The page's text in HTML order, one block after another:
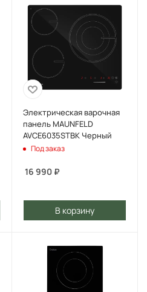
Электрическая варочная
панель MAUNFELD
AVCE6035STBK Черный
Под заказ
16 990 ₽
В корзину